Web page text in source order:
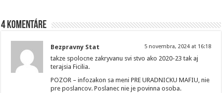
4 komentáre
Bezpravny Stat 5 novembra, 2024 at 16:18
takze spolocne zakryvanu svi stvo ako 2020-23 tak aj
terajsia Ficilia.
POZOR – infozakon sa meni PRE URADNICKU MAFIU, nie
pre poslancov. Poslanec nie je povinna osoba.